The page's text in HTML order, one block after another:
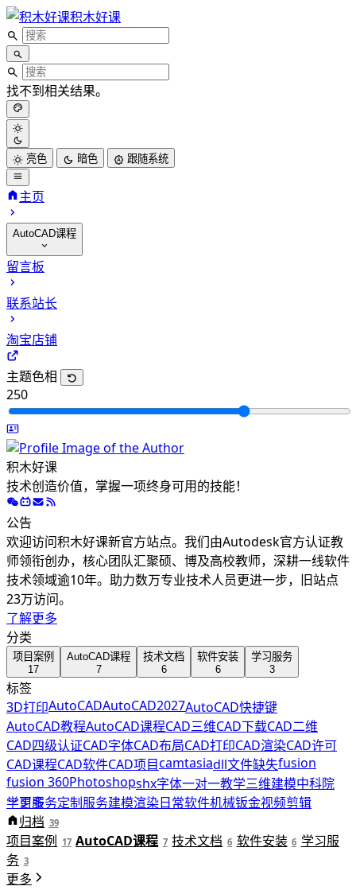
积木好课
找不到相关结果。
亮色 暗色 跟随系统
主页
AutoCAD课程
CAD二维基础课程
CAD三维建模课程
CAD高级渲染课程
CAD机械四级考试
留言板
联系站长
淘宝店铺
主题色相
250
积木好课
技术创造价值，掌握一项终身可用的技能！
公告
欢迎访问积木好课新官方站点。我们由Autodesk官方认证教
师领衔创办，核心团队汇聚硕、博及高校教师，深耕一线软件
技术领域逾10年。助力数万专业技术人员更进一步，旧站点
23万访问。
了解更多
分类
项目案例
17
AutoCAD课程
7
技术文档
6
软件安装
6
学习服务
3
标签
3D打印AutoCADAutoCAD2027AutoCAD快捷键
AutoCAD教程AutoCAD课程CAD三维CAD下载CAD二维
CAD四级认证CAD字体CAD布局CAD打印CAD渲染CAD许可
CAD课程CAD软件CAD项目camtasiadll文件缺失fusion
fusion 360Photoshopshx字体一对一教学三维建模中科院
学习服务定制服务建模渲染日常软件机械钣金视频剪辑
科研绘图积木好课
更多
归档 39
项目案例 17 AutoCAD课程 7 技术文档 6 软件安装 6 学习服
务 3
更多